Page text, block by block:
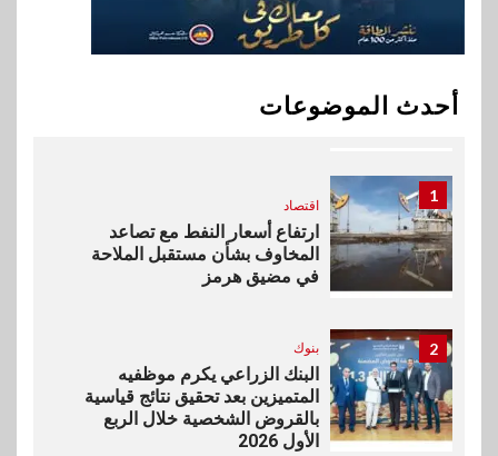
أحدث الموضوعاتبيان توضيحي صادر عن شركة
ناتجاس
1
اقتصاد
ارتفاع أسعار النفط مع تصاعد
المخاوف بشأن مستقبل الملاحة
في مضيق هرمز
2 بنوك
البنك الزراعي يكرم موظفيه
المتميزين بعد تحقيق نتائج قياسية
بالقروض الشخصية خلال الربع
الأول 2026